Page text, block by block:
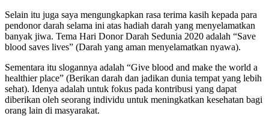
Selain itu juga saya mengungkapkan rasa terima kasih kepada para
pendonor darah selama ini atas hadiah darah yang menyelamatkan
banyak jiwa. Tema Hari Donor Darah Sedunia 2020 adalah “Save
blood saves lives” (Darah yang aman menyelamatkan nyawa).
Sementara itu slogannya adalah “Give blood and make the world a
healthier place” (Berikan darah dan jadikan dunia tempat yang lebih
sehat). Idenya adalah untuk fokus pada kontribusi yang dapat
diberikan oleh seorang individu untuk meningkatkan kesehatan bagi
orang lain di masyarakat.